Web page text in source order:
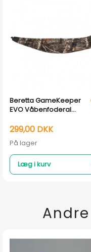
Beretta GameKeeper
EVO Våbenfoderal
cm
299,00 DKK
På lager
Læg i kurv